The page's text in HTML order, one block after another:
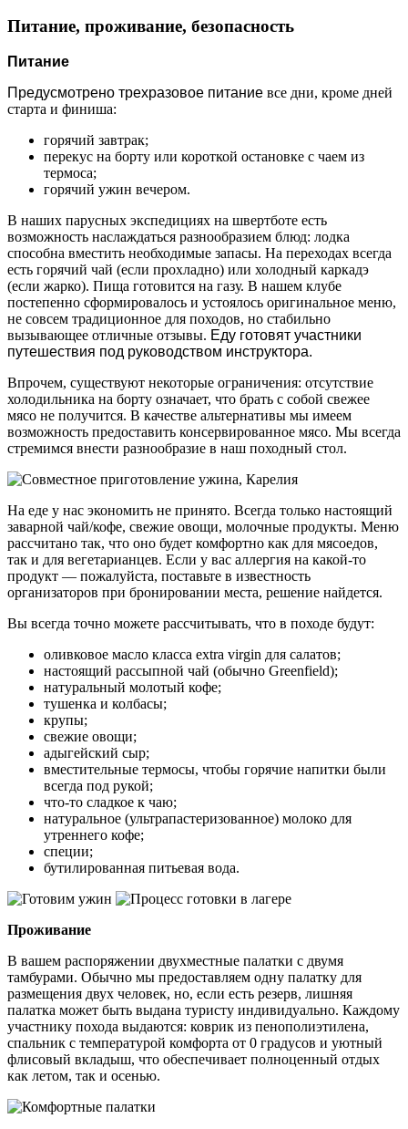
Питание, проживание, безопасность
Питание
Предусмотрено трехразовое питание все дни, кроме дней
старта и финиша:
горячий завтрак;
перекус на борту или короткой остановке с чаем из
термоса;
горячий ужин вечером.
В наших парусных экспедициях на швертботе есть
возможность наслаждаться разнообразием блюд: лодка
способна вместить необходимые запасы. На переходах всегда
есть горячий чай (если прохладно) или холодный каркадэ
(если жарко). Пища готовится на газу. В нашем клубе
постепенно сформировалось и устоялось оригинальное меню,
не совсем традиционное для походов, но стабильно
вызывающее отличные отзывы. Еду готовят участники
путешествия под руководством инструктора.
Впрочем, существуют некоторые ограничения: отсутствие
холодильника на борту означает, что брать с собой свежее
мясо не получится. В качестве альтернативы мы имеем
возможность предоставить консервированное мясо. Мы всегда
стремимся внести разнообразие в наш походный стол.
На еде у нас экономить не принято. Всегда только настоящий
заварной чай/кофе, свежие овощи, молочные продукты. Меню
рассчитано так, что оно будет комфортно как для мясоедов,
так и для вегетарианцев. Если у вас аллергия на какой-то
продукт — пожалуйста, поставьте в известность
организаторов при бронировании места, решение найдется.
Вы всегда точно можете рассчитывать, что в походе будут:
оливковое масло класса extra virgin для салатов;
настоящий рассыпной чай (обычно Greenfield);
натуральный молотый кофе;
тушенка и колбасы;
крупы;
свежие овощи;
адыгейский сыр;
вместительные термосы, чтобы горячие напитки были
всегда под рукой;
что-то сладкое к чаю;
натуральное (ультрапастеризованное) молоко для
утреннего кофе;
специи;
бутилированная питьевая вода.
Проживание
В вашем распоряжении двухместные палатки с двумя
тамбурами. Обычно мы предоставляем одну палатку для
размещения двух человек, но, если есть резерв, лишняя
палатка может быть выдана туристу индивидуально. Каждому
участнику похода выдаются: коврик из пенополиэтилена,
спальник с температурой комфорта от 0 градусов и уютный
флисовый вкладыш, что обеспечивает полноценный отдых
как летом, так и осенью.